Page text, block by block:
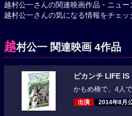
越村公一さんの関連映画作品・ニュー
越村公一さんの気になる情報をチェッ
越村公一 関連映画 4作品
ピカンチ LIFE
かもめ橋で、4人
出演 2014年8月